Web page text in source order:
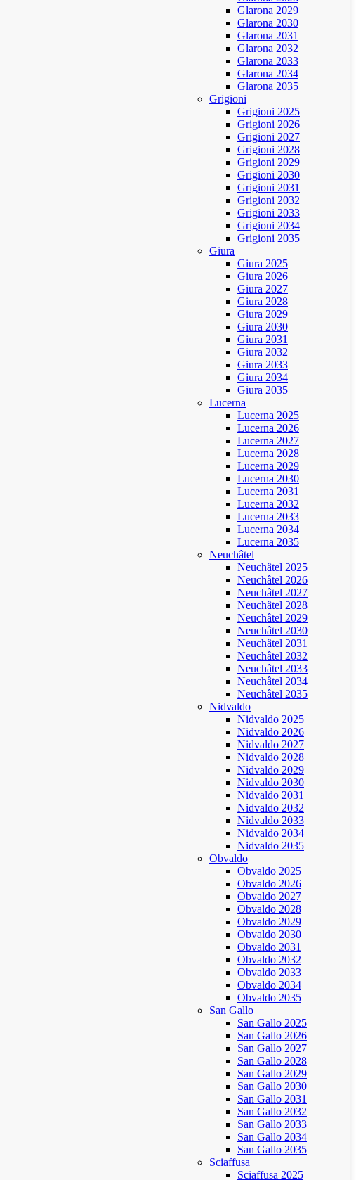
Glarona 2029
Glarona 2030
Glarona 2031
Glarona 2032
Glarona 2033
Glarona 2034
Glarona 2035
Grigioni
Grigioni 2025
Grigioni 2026
Grigioni 2027
Grigioni 2028
Grigioni 2029
Grigioni 2030
Grigioni 2031
Grigioni 2032
Grigioni 2033
Grigioni 2034
Grigioni 2035
Giura
Giura 2025
Giura 2026
Giura 2027
Giura 2028
Giura 2029
Giura 2030
Giura 2031
Giura 2032
Giura 2033
Giura 2034
Giura 2035
Lucerna
Lucerna 2025
Lucerna 2026
Lucerna 2027
Lucerna 2028
Lucerna 2029
Lucerna 2030
Lucerna 2031
Lucerna 2032
Lucerna 2033
Lucerna 2034
Lucerna 2035
Neuchâtel
Neuchâtel 2025
Neuchâtel 2026
Neuchâtel 2027
Neuchâtel 2028
Neuchâtel 2029
Neuchâtel 2030
Neuchâtel 2031
Neuchâtel 2032
Neuchâtel 2033
Neuchâtel 2034
Neuchâtel 2035
Nidvaldo
Nidvaldo 2025
Nidvaldo 2026
Nidvaldo 2027
Nidvaldo 2028
Nidvaldo 2029
Nidvaldo 2030
Nidvaldo 2031
Nidvaldo 2032
Nidvaldo 2033
Nidvaldo 2034
Nidvaldo 2035
Obvaldo
Obvaldo 2025
Obvaldo 2026
Obvaldo 2027
Obvaldo 2028
Obvaldo 2029
Obvaldo 2030
Obvaldo 2031
Obvaldo 2032
Obvaldo 2033
Obvaldo 2034
Obvaldo 2035
San Gallo
San Gallo 2025
San Gallo 2026
San Gallo 2027
San Gallo 2028
San Gallo 2029
San Gallo 2030
San Gallo 2031
San Gallo 2032
San Gallo 2033
San Gallo 2034
San Gallo 2035
Sciaffusa
Sciaffusa 2025